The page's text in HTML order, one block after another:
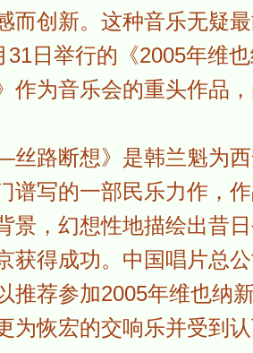
而创新。这种音乐无疑
日举行的《2005年维
为音乐会的重头作品
断想》是韩兰魁为西
谱写的一部民乐力作，
景，幻想性地描绘出昔
获得成功。中国唱片总
推荐参加2005年维也纳
为恢宏的交响乐并受到